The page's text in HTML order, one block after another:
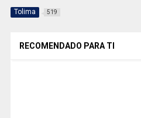
Tolima 519
RECOMENDADO PARA TI